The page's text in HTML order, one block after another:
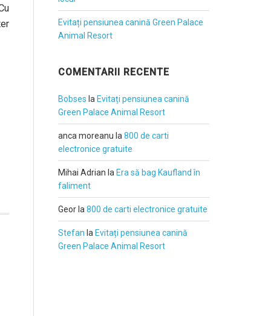
Evitați pensiunea canină Green Palace
Animal Resort
COMENTARII RECENTE
Bobses la Evitați pensiunea canină
Green Palace Animal Resort
anca moreanu la 800 de carti
electronice gratuite
Mihai Adrian la Era să bag Kaufland în
faliment
Geor la 800 de carti electronice gratuite
Stefan la Evitați pensiunea canină
Green Palace Animal Resort